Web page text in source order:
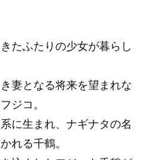
たふたりの少女が暮らし
妻となる将来を望まれな
ジコ。
に生まれ、ナギナタの名
れる千鶴。